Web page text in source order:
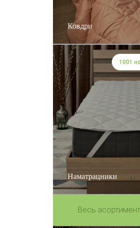
Ковдри
Наматрацники
1001
Весь асортимент